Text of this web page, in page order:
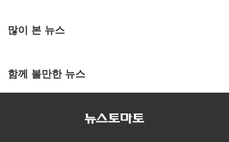
많이 본 뉴스
함께 볼만한 뉴스